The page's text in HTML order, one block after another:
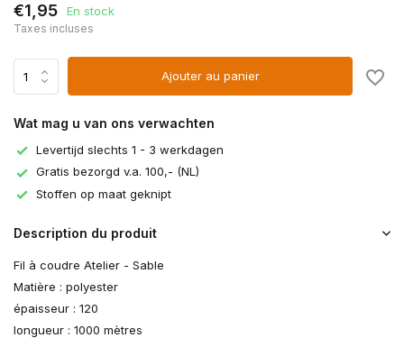
€1,95 En stock
Taxes incluses
Ajouter au panier
Wat mag u van ons verwachten
Levertijd slechts 1 - 3 werkdagen
Gratis bezorgd v.a. 100,- (NL)
Stoffen op maat geknipt
Description du produit
Fil à coudre Atelier - Sable
Matière : polyester
épaisseur : 120
longueur : 1000 mètres